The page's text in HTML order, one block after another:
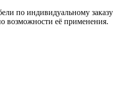
по индивидуальному заказу
возможности её применения.